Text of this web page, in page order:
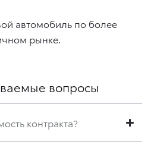
автомобиль по более
рынке.
вопросы
контракта?